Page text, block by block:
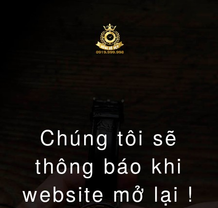
Chúng tôi sẽ
thông báo khi
website mở lại !